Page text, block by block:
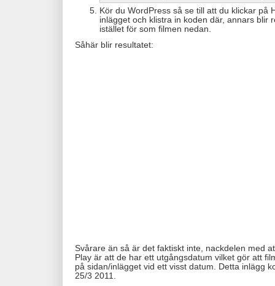
Kör du WordPress så se till att du klickar på
inlägget och klistra in koden där, annars blir
istället för som filmen nedan.
Såhär blir resultatet:
Svårare än så är det faktiskt inte, nackdelen med
Play är att de har ett utgångsdatum vilket gör att
på sidan/inlägget vid ett visst datum. Detta inlägg
25/3 2011.